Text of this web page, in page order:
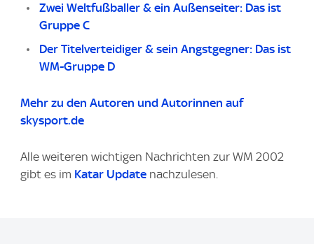
Zwei Weltfußballer & ein Außenseiter: Das ist
Gruppe C
Der Titelverteidiger & sein Angstgegner: Das ist
WM-Gruppe D
Mehr zu den Autoren und Autorinnen auf
skysport.de
Alle weiteren wichtigen Nachrichten zur WM 2002
gibt es im Katar Update nachzulesen.